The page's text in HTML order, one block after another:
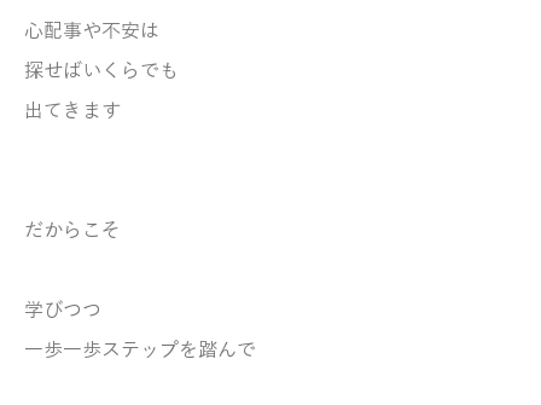
心配事や不安は
探せばいくらでも
出てきます
だからこそ
学びつつ
一歩一歩ステップを踏んで